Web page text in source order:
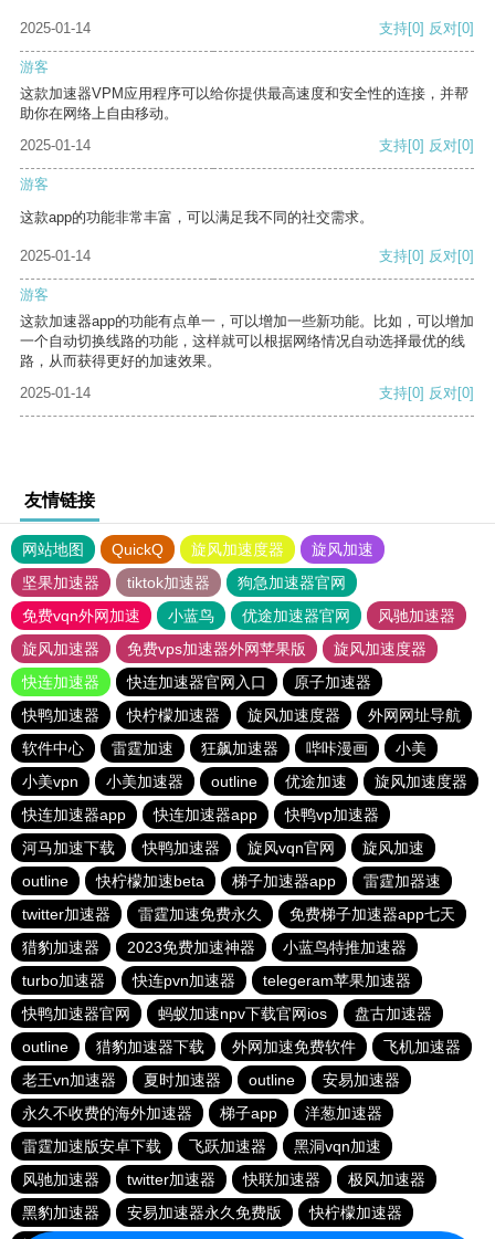
2025-01-14 支持[0] 反对[0]
游客
这款加速器VPM应用程序可以给你提供最高速度和安全性的连接，并帮
助你在网络上自由移动。
2025-01-14
支持[0] 反对[0]
游客
这款app的功能非常丰富，可以满足我不同的社交需求。
2025-01-14 支持[0] 反对[0]
游客
这款加速器app的功能有点单一，可以增加一些新功能。比如，可以增加
一个自动切换线路的功能，这样就可以根据网络情况自动选择最优的线
路，从而获得更好的加速效果。
2025-01-14
支持[0] 反对[0]
友情链接
网站地图 QuickQ 旋风加速度器
旋风加速
坚果加速器
tiktok加速器
狗急加速器官网
免费vqn外网加速
小蓝鸟 优途加速器官网
风驰加速器
旋风加速器
免费vps加速器外网苹果版
旋风加速度器
快连加速器
快连加速器官网入口
原子加速器
快鸭加速器
快柠檬加速器 旋风加速度器
外网网址导航
软件中心
雷霆加速 狂飙加速器 哔咔漫画
小美
小美vpn
小美加速器 outline 优途加速
旋风加速度器
快连加速器app
快连加速器app
快鸭vp加速器
河马加速下载
快鸭加速器 旋风vqn官网
旋风加速
outline
快柠檬加速beta 梯子加速器app
雷霆加器速
twitter加速器
雷霆加速免费永久
免费梯子加速器app七天
猎豹加速器
2023免费加速神器
小蓝鸟特推加速器
turbo加速器
快连pvn加速器
telegeram苹果加速器
快鸭加速器官网
蚂蚁加速npv下载官网ios
盘古加速器
outline
猎豹加速器下载 外网加速免费软件
飞机加速器
老王vn加速器
夏时加速器 outline
安易加速器
永久不收费的海外加速器
梯子app
洋葱加速器
雷霆加速版安卓下载
飞跃加速器
黑洞vqn加速
风驰加速器
twitter加速器 快联加速器
极风加速器
黑豹加速器
安易加速器永久免费版
快柠檬加速器